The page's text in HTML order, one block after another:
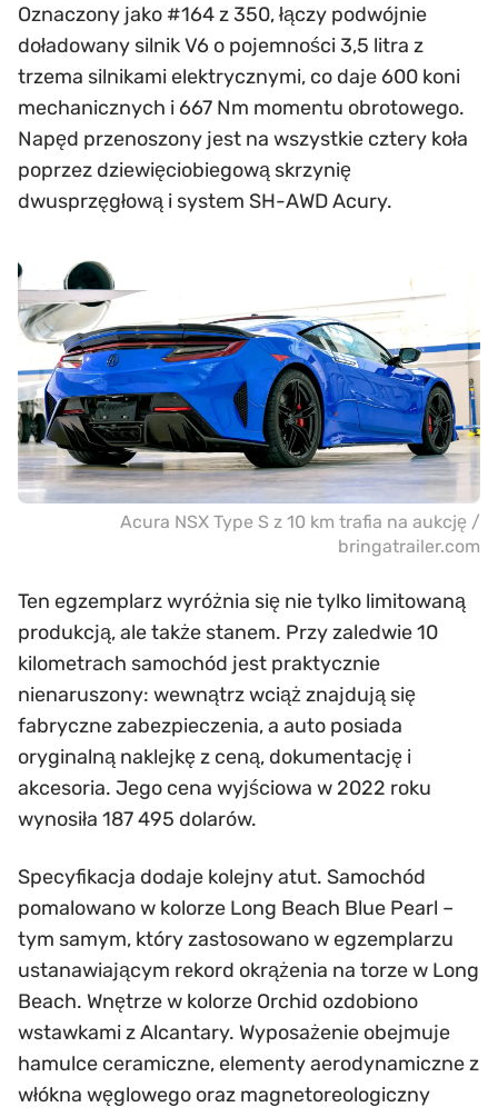
Oznaczony jako #164 z 350, łączy podwójnie
doładowany silnik V6 o pojemności 3,5 litra z
trzema silnikami elektrycznymi, co daje 600 koni
mechanicznych i 667 Nm momentu obrotowego.
Napęd przenoszony jest na wszystkie cztery koła
poprzez dziewięciobiegową skrzynię
dwusprzęgłową i system SH-AWD Acury.
Acura NSX Type S z 10 km trafia na aukcję /
bringatrailer.com
Ten egzemplarz wyróżnia się nie tylko limitowaną
produkcją, ale także stanem. Przy zaledwie 10
kilometrach samochód jest praktycznie
nienaruszony: wewnątrz wciąż znajdują się
fabryczne zabezpieczenia, a auto posiada
oryginalną naklejkę z ceną, dokumentację i
akcesoria. Jego cena wyjściowa w 2022 roku
wynosiła 187 495 dolarów.
Specyfikacja dodaje kolejny atut. Samochód
pomalowano w kolorze Long Beach Blue Pearl –
tym samym, który zastosowano w egzemplarzu
ustanawiającym rekord okrążenia na torze w Long
Beach. Wnętrze w kolorze Orchid ozdobiono
wstawkami z Alcantary. Wyposażenie obejmuje
hamulce ceramiczne, elementy aerodynamiczne z
włókna węglowego oraz magnetoreologiczny